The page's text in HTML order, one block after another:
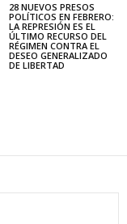
28 NUEVOS PRESOS
POLÍTICOS EN FEBRERO:
LA REPRESIÓN ES EL
ÚLTIMO RECURSO DEL
RÉGIMEN CONTRA EL
DESEO GENERALIZADO
DE LIBERTAD